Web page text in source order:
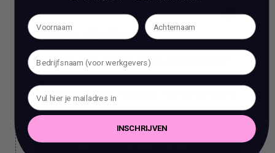
Work Talks
Wil je een stap vooruit zetten in je carrière?
Ben je op zoek naar meer dan alleen reguliere
coaching? Bij ons, Vacature Via, kun je dan in
gesprek met 1 van onze experts.
INSCHRIJVEN